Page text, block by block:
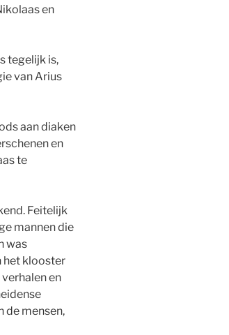
en
tegelijk is,
van Arius
aan diaken
en
te
Feitelijk
mannen die
was
het klooster
en
de mensen,